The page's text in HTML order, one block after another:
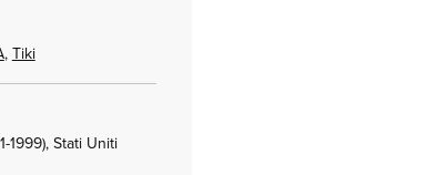
,Tiki
1999), Stati Uniti